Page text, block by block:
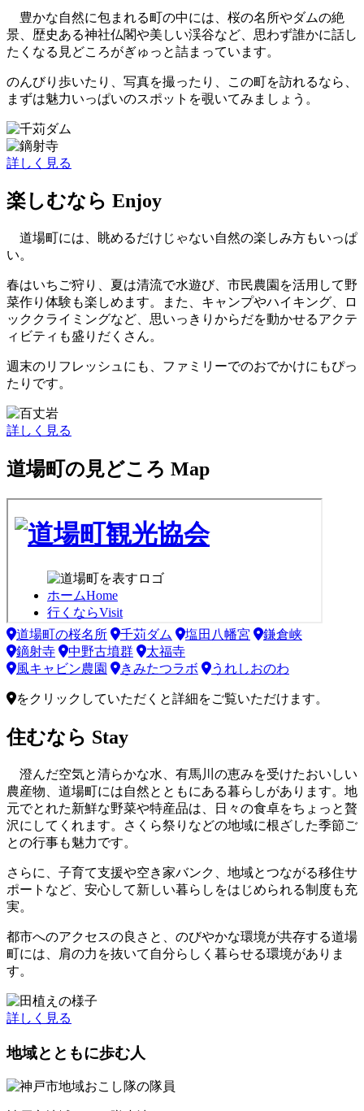
豊かな自然に包まれる町の中には、桜の名所やダムの絶
景、歴史ある神社仏閣や美しい渓谷など、思わず誰かに話し
たくなる見どころがぎゅっと詰まっています。
のんびり歩いたり、写真を撮ったり、この町を訪れるなら、
まずは魅力いっぱいのスポットを覗いてみましょう。
詳しく見る
楽しむなら Enjoy
道場町には、眺めるだけじゃない自然の楽しみ方もいっぱ
い。
春はいちご狩り、夏は清流で水遊び、市民農園を活用して野
菜作り体験も楽しめます。また、キャンプやハイキング、ロ
ッククライミングなど、思いっきりからだを動かせるアクテ
ィビティも盛りだくさん。
週末のリフレッシュにも、ファミリーでのおでかけにもぴっ
たりです。
詳しく見る
道場町の見どころ Map
道場町の桜名所 千苅ダム 塩田八幡宮
鎌倉峡
鏑射寺
中野古墳群
太福寺
風キャビン農園
きみたつラボ うれしおのわ
をクリックしていただくと詳細をご覧いただけます。
住むなら Stay
澄んだ空気と清らかな水、有馬川の恵みを受けたおいしい
農産物、道場町には自然とともにある暮らしがあります。地
元でとれた新鮮な野菜や特産品は、日々の食卓をちょっと贅
沢にしてくれます。さくら祭りなどの地域に根ざした季節ご
との行事も魅力です。
さらに、子育て支援や空き家バンク、地域とつながる移住サ
ポートなど、安心して新しい暮らしをはじめられる制度も充
実。
都市へのアクセスの良さと、のびやかな環境が共存する道場
町には、肩の力を抜いて自分らしく暮らせる環境がありま
す。
詳しく見る
地域とともに歩む人